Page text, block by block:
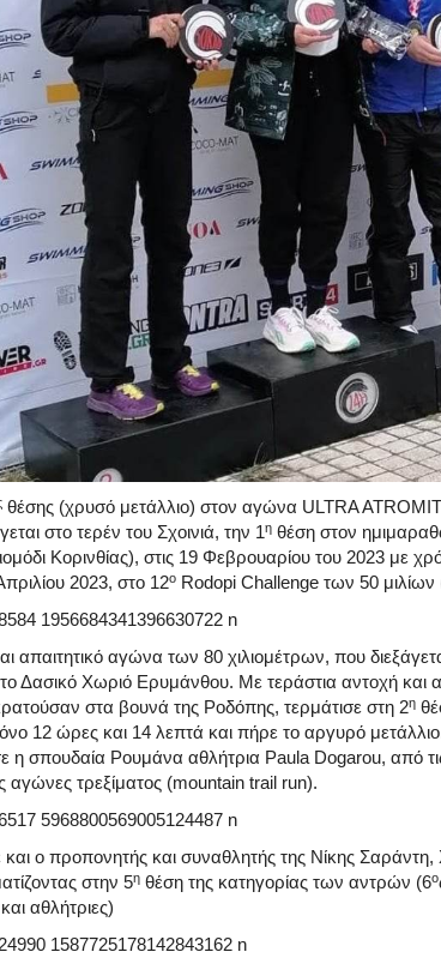
θέσης (χρυσό μετάλλιο) στον αγώνα ULTRA
στο τερέν του Σχοινιά, την 1η θέση στον
Κορινθίας), στις 19 Φεβρουαρίου του 2023 με
2023, στο 12ο Rodopi Challenge των 50
απαιτητικό αγώνα των 80 χιλιομέτρων, που
Δασικό Χωριό Ερυμάνθου. Με τεράστια αντοχή
στα βουνά της Ροδόπης, τερμάτισε στη 2η
12 ώρες και 14 λεπτά και πήρε το αργυρό μετάλλιο.
η σπουδαία Ρουμάνα αθλήτρια Paula Dogarou, από
αγώνες τρεξίματος (mountain trail run).
και ο προπονητής και συναθλητής της Νίκης
στην 5η θέση της κατηγορίας των αντρών (6ο
αθλήτριες)